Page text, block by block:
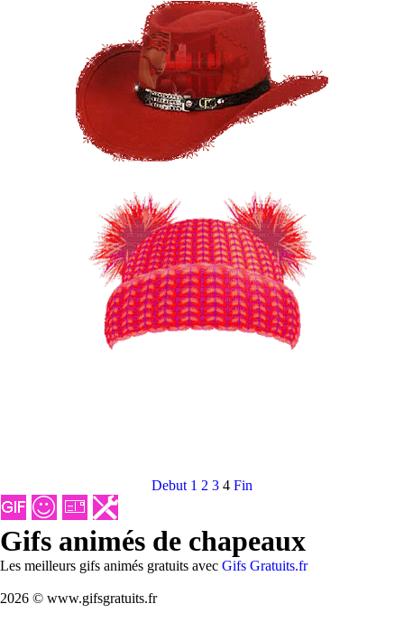
Debut 1 2 3 4 Fin
Gifs animés de chapeaux
Les meilleurs gifs animés gratuits avec Gifs Gratuits.fr
2026 © www.gifsgratuits.fr